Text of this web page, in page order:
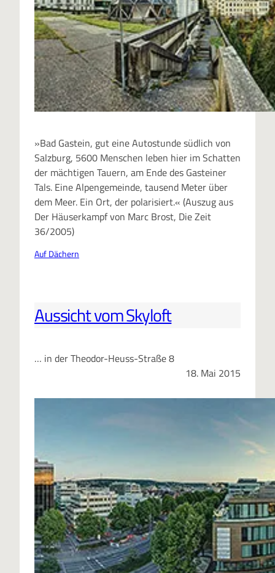
»Bad Gastein, gut eine Autostunde südlich von
Salzburg, 5600 Menschen leben hier im Schatten
der mächtigen Tauern, am Ende des Gasteiner
Tals. Eine Alpengemeinde, tausend Meter über
dem Meer. Ein Ort, der polarisiert.« (Auszug aus
Der Häuserkampf von Marc Brost, Die Zeit
36/2005)
Auf Dächern
Aussicht vom Skyloft
… in der Theodor-Heuss-Straße 8
18. Mai 2015